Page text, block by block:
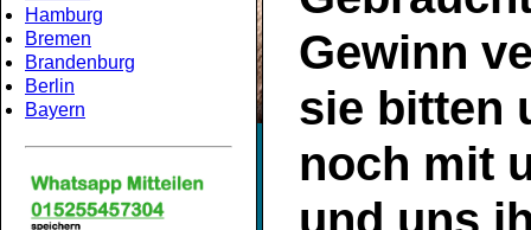
Hamburg
Bremen
Brandenburg
Berlin
Bayern
Gewinn
sie bitten
noch mit